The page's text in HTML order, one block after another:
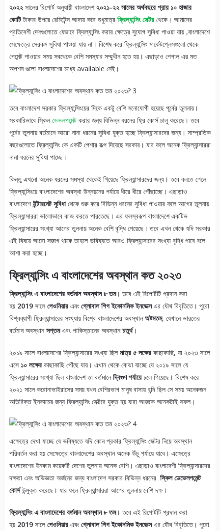
২০২২সালের রিপোর্ট অনুযায়ী বাংলাদেশ২০২১-২২ সালের অর্থবছরে প্রায় ১০ হাজার
কোটিটাকার উপরে রেমিটেন্স আদায় করে শুধুমাত্র ফ্রিল্যান্সিং সেক্টর থেকে। আমাদের
প্রতিবেশী দেশগুলোতে যেভাবে ফ্রিল্যান্সিং করার ক্ষেত্রে সুযোগ সুবিধা পাওয়া যায় ,বাংলাদেশে
সেক্ষেত্রে সেরকম সুবিধা পাওয়া যায় না। বিশেষ করে ফ্রিল্যান্সিং মার্কেটপ্লেসগুলো থেকে
পেমেন্ট পাওয়ার সময় সবথেকে বেশি সমস্যার সম্মুখীন হতে হয়। এছাড়াও পেপাল এর মত
অপশন গুলো বাংলাদেশের মধ্যে available নেই।
তবে বাংলাদেশ সরকার ফ্রিল্যান্সিংয়ের দিকে একটু বেশি মনোযোগী হয়েছে পূর্বের তুলনায়।
সরকারিভাবে স্কিল ডেভলপমেন্ট করার জন্য বিভিন্ন ধরনের ফ্রি কোর্স চালু করেছে। তবে
পূর্বের তুলনায় বর্তমানে আরো নানা ধরনের সুবিধা যুক্ত হচ্ছে ফ্রিল্যান্সারদের জন্য। সাম্প্রতিক
বছরগুলোতে ফ্রিল্যান্সিং কে একটি পেশার রূপ দিয়েছে সরকার। যার ফলে অনেক ফ্রিল্যান্সাররা
নানা ধরনের সুবিধা পাচ্ছে।
কিন্তু এখনো অনেক ধরনের সমস্যা থেকেই গিয়েছে ফ্রিল্যান্সারদের জন্য। তবে বলতে গেলে
ফ্রিল্যান্সিংয়ে বাংলাদেশের অবস্থা উন্নয়নের পর্যায়ে ধীরে ধীরে পৌঁছাচ্ছে। এছাড়াও
বাংলাদেশেইন্টারনেট সুবিধাথেকে শুরু করে বিভিন্ন ধরনের সুবিধা পাওয়ার ফলে আগের তুলনায়
ফ্রিল্যান্সাররা ভালোভাবে কাজ করতে পারতেছে। এর ফলস্বরূপ বাংলাদেশে একটিভ
ফ্রিল্যান্সারের সংখ্যা আগের তুলনায় অনেক বেশি বৃদ্ধি পেয়েছে। তবে এখন থেকে যদি সরকার
এই বিষয়ে আরো সজাগ থাকে তাহলে ভবিষ্যতে আরও ফ্রিল্যান্সারের সংখ্যা বৃদ্ধি পাবে বলে
আশা করা হচ্ছে।
ফ্রিল্যান্সিং এ বাংলাদেশের অবস্থান কত ২০২৩
ফ্রিল্যান্সিং এ বাংলাদেশের বর্তমান অবস্থান ৮ তম। তবে এই রিপোর্টটি প্রদান করা
হয় 2019সালে পেওনিয়ারএবং গ্লোবাল গিগ ইকোনমিক ইনডেক্সএর যৌথ বিবৃতিতে। পুরো
বিশ্বব্যাপী ফ্রিল্যান্সারের সংখ্যায় বিশ্বে বাংলাদেশের অবস্থানঅষ্টমতম, যেখানে ভারতের
বর্তমান অবস্থানসপ্তমএবং পাকিস্তানের অবস্থানচতুর্থ।
২০১৯ সালে বাংলাদেশের ফ্রিল্যান্সারের সংখ্যা ছিল মাত্র ৫ লক্ষের কাছাকাছি, যা ২০২৩ সালে
এসে ১০ লক্ষেরকাছাকাছি পৌঁছে যায়। এখান থেকে বোঝা যাচ্ছে যে ২০১৯ সালে যে
ফ্রিল্যান্সারের সংখ্যা ছিল বাংলাদেশ তা বর্তমানেদ্বিগুণ পর্যায়েচলে গিয়েছে। বিশেষ করে
২০২১ সালে করোনাভাইরাসের সময় যখন বেশিরভাগ মানুষ বাসায় বন্দি ছিল সে সময় অনেকজন
অতিরিক্ত ইনকামের জন্য ফ্রিল্যান্সিং সেক্টরে যুক্ত হয় যারা আজকে অনেকটাই সফল।
এক্ষেত্রে দেখা যাচ্ছে যে ভবিষ্যতে যদি কোন প্রকার ফ্রিল্যান্সিং সেক্টর নিয়ে অবস্থান
পরিবর্তন করা হয় সেক্ষেত্রে বাংলাদেশের অবস্থান অনেক উঁচু পর্যায়ে যাবে। এক্ষেত্রে
বাংলাদেশের ইনকাম কয়েকটি দেশের তুলনায় অনেক বেশি। এছাড়াও বাংলাদেশী ফ্রিল্যান্সারদের
দক্ষতা এবং অভিজ্ঞতা অর্জনের জন্য বাংলাদেশ সরকার বিভিন্ন ধরনের স্কিল ডেভেলপমেন্ট
কোর্সউন্মুক্ত করেছে। যার ফলে ফ্রিল্যান্সাররা আগের তুলনায় বেশি দক্ষ।
ফ্রিল্যান্সিং এ বাংলাদেশের বর্তমান অবস্থান ৮ তম। তবে এই রিপোর্টটি প্রদান করা
হয় 2019সালে পেওনিয়ারএবং গ্লোবাল গিগ ইকোনমিক ইনডেক্সএর যৌথ বিবৃতিতে। পুরো